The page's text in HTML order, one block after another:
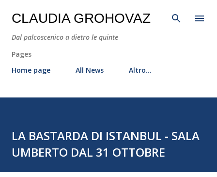
Passa ai contenuti principali
CLAUDIA GROHOVAZ
Dal palcoscenico a dietro le quinte
Pages
Home page
All News Altro…
LA BASTARDA DI ISTANBUL - SALA
UMBERTO DAL 31 OTTOBRE